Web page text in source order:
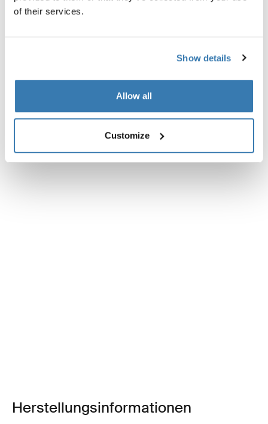
of their services.
Show details
Allow all
Customize
Herstellungsinformationen